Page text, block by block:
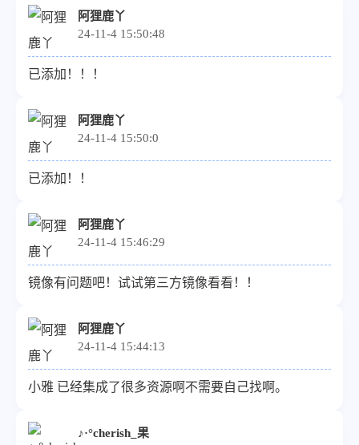
阿狸鹿丫
24-11-4 15:50:48
已添加！！！
阿狸鹿丫
24-11-4 15:50:0
已添加！！
阿狸鹿丫
24-11-4 15:46:29
镜像有问题吧！试试第三方镜像看看！！
阿狸鹿丫
24-11-4 15:44:13
小雅 已经集成了很多资源啊不需要自己找啊。
♪·°cherish_果